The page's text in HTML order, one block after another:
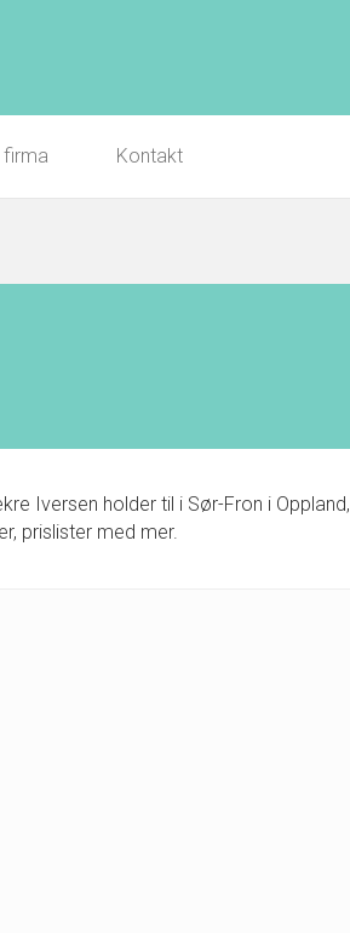
firma Kontakt
Iversen holder til i Sør-Fron i Oppland,
prislister med mer.